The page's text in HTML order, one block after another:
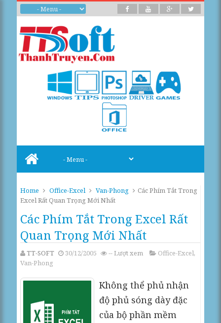
Home Office-Excel Van-Phong
Các Phím Tắt Trong
Excel Rất Quan Trọng Mới Nhất
Các Phím Tắt Trong Excel Rất
Quan Trọng Mới Nhất
TT-SOFT 30/12/2005 --Lượt xem Office-Excel,
Van-Phong
Không thể phủ nhận
độ phủ sóng dày đặc
của bộ phần mềm